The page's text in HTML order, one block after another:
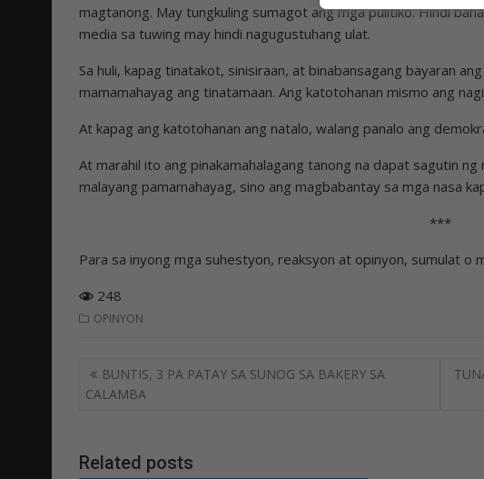
magtanong. May tungkuling sumagot ang mga pulitiko. Hindi
media sa tuwing may hindi nagugustuhang ulat.
Sa huli, kapag tinatakot, sinisiraan, at binabansagang bayaran
mamamahayag ang tinatamaan. Ang katotohanan mismo ang
At kapag ang katotohanan ang natalo, walang panalo ang
At marahil ito ang pinakamahalagang tanong na dapat sagutin
malayang pamamahayag, sino ang magbabantay sa mga nasa
***
Para sa inyong mga suhestyon, reaksyon at opinyon, sumulat o
248
OPINYON
Post
navigation
BUNTIS, 3 PA PATAY SA SUNOG SA BAKERY SA
CALAMBA
Related posts